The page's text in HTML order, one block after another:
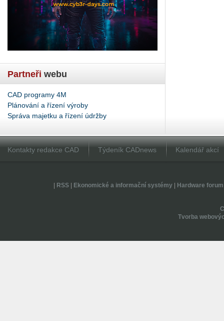
Partneři webu
CAD programy 4M
Plánování a řízení výroby
Správa majetku a řízení údržby
Kontakty redakce CAD Týdeník CADnews Kalendář akcí
RSS| Ekonomické a informační systémy| Hardware forum
Tvorba